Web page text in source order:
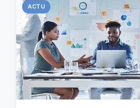
ACTU